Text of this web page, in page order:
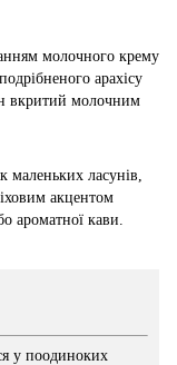
молочного крему
арахісу
вкритий молочним
ласунів,
акцентом
ароматної кави.
у поодиноких